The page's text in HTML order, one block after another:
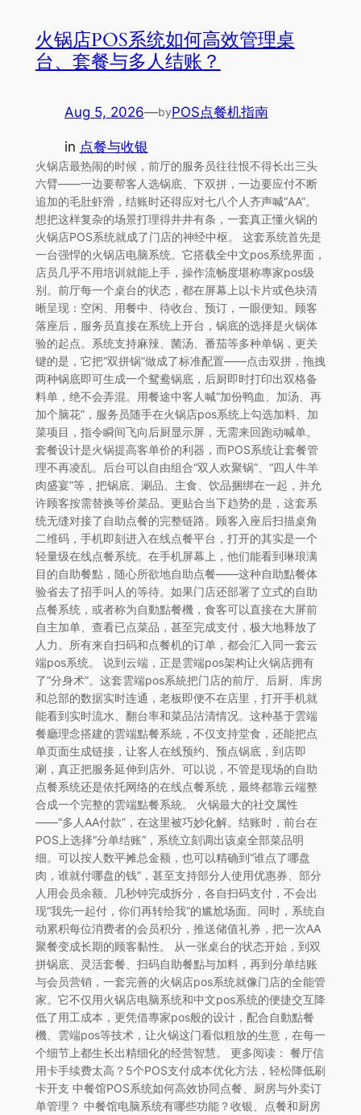
火锅店POS系统如何高效管理桌
台、套餐与多人结账？
Aug 5, 2026—byPOS点餐机指南
in 点餐与收银
火锅店最热闹的时候，前厅的服务员往往恨不得长出三头
六臂——一边要帮客人选锅底、下双拼，一边要应付不断
追加的毛肚虾滑，结账时还得应对七八个人齐声喊“AA”。
想把这样复杂的场景打理得井井有条，一套真正懂火锅的
火锅店POS系统就成了门店的神经中枢。 这套系统首先是
一台强悍的火锅店电脑系统。它搭载全中文pos系统界面，
店员几乎不用培训就能上手，操作流畅度堪称專家pos级
别。前厅每一个桌台的状态，都在屏幕上以卡片或色块清
晰呈现：空闲、用餐中、待收台、预订，一眼便知。顾客
落座后，服务员直接在系统上开台，锅底的选择是火锅体
验的起点。系统支持麻辣、菌汤、番茄等多种单锅，更关
键的是，它把“双拼锅”做成了标准配置——点击双拼，拖拽
两种锅底即可生成一个鸳鸯锅底，后厨即时打印出双格备
料单，绝不会弄混。用餐途中客人喊“加份鸭血、加汤、再
加个脑花”，服务员随手在火锅店pos系统上勾选加料、加
菜项目，指令瞬间飞向后厨显示屏，无需来回跑动喊单。
套餐设计是火锅提高客单价的利器，而POS系统让套餐管
理不再凌乱。后台可以自由组合“双人欢聚锅”、“四人牛羊
肉盛宴”等，把锅底、涮品、主食、饮品捆绑在一起，并允
许顾客按需替换等价菜品。更贴合当下趋势的是，这套系
统无缝对接了自助点餐的完整链路。顾客入座后扫描桌角
二维码，手机即刻进入在线点餐平台，打开的其实是一个
轻量级在线点餐系统。在手机屏幕上，他们能看到琳琅满
目的自助餐點，随心所欲地自助点餐——这种自助點餐体
验省去了招手叫人的等待。如果门店还部署了立式的自助
点餐系统，或者称为自動點餐機，食客可以直接在大屏前
自主加单、查看已点菜品，甚至完成支付，极大地释放了
人力。所有来自扫码和点餐机的订单，都会汇入同一套云
端pos系统。 说到云端，正是雲端pos架构让火锅店拥有
了“分身术”。这套雲端pos系統把门店的前厅、后厨、库房
和总部的数据实时连通，老板即便不在店里，打开手机就
能看到实时流水、翻台率和菜品沽清情况。这种基于雲端
餐廳理念搭建的雲端點餐系統，不仅支持堂食，还能把点
单页面生成链接，让客人在线预约、预点锅底，到店即
涮，真正把服务延伸到店外。可以说，不管是现场的自助
点餐系统还是依托网络的在线点餐系统，最终都靠云端整
合成一个完整的雲端點餐系統。 火锅最大的社交属性
——“多人AA付款”，在这里被巧妙化解。结账时，前台在
POS上选择“分单结账”，系统立刻调出该桌全部菜品明
细。可以按人数平摊总金额，也可以精确到“谁点了哪盘
肉，谁就付哪盘的钱”，甚至支持部分人使用优惠券、部分
人用会员余额。几秒钟完成拆分，各自扫码支付，不会出
现“我先一起付，你们再转给我”的尴尬场面。同时，系统自
动累积每位消费者的会员积分，推送储值礼券，把一次AA
聚餐变成长期的顾客黏性。 从一张桌台的状态开始，到双
拼锅底、灵活套餐、扫码自助餐點与加料，再到分单结账
与会员营销，一套完善的火锅店pos系统就像门店的全能管
家。它不仅用火锅店电脑系统和中文pos系统的便捷交互降
低了用工成本，更凭借專家pos般的设计，配合自動點餐
機、雲端pos等技术，让火锅这门看似粗放的生意，在每一
个细节上都生长出精细化的经营智慧。 更多阅读： 餐厅信
用卡手续费太高？5个POS支付成本优化方法，轻松降低刷
卡开支 中餐馆POS系统如何高效协同点餐、厨房与外卖订
单管理？ 中餐馆电脑系统有哪些功能？收银、点餐和厨房